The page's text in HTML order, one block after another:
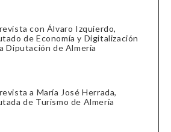
con Álvaro Izquierdo,
de Economía y Digitalización
Diputación de Almería
a María José Herrada,
de Turismo de Almería